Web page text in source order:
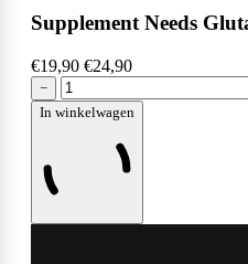
Supplement Needs
€19,90 €24,90
−
In winkelwagen